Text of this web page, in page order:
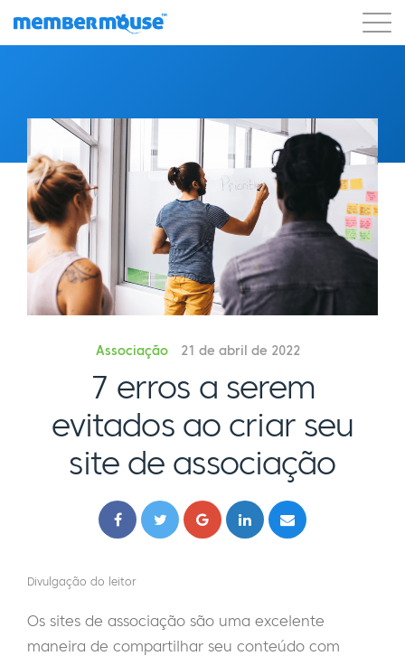
Associação 21 de abril de 2022
7 erros a serem
evitados ao criar seu
site de associação
Divulgação do leitor
Os sites de associação são uma excelente
maneira de compartilhar seu conteúdo com